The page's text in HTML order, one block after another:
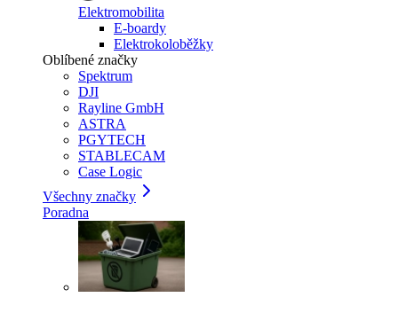
Elektromobilita
E-boardy
Elektrokoloběžky
Oblíbené značky
Spektrum
DJI
Rayline GmbH
ASTRA
PGYTECH
STABLECAM
Case Logic
Všechny značky
Poradna